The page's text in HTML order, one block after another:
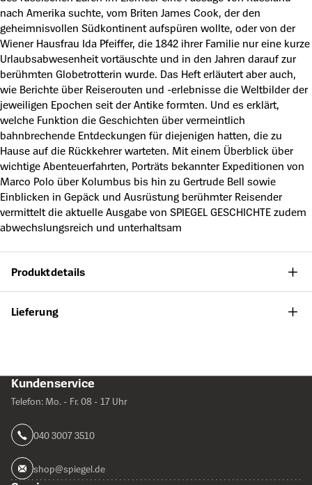
nach Amerika suchte, vom Briten James Cook, der den
geheimnisvollen Südkontinent aufspüren wollte, oder von der
Wiener Hausfrau Ida Pfeiffer, die 1842 ihrer Familie nur eine kurze
Urlaubsabwesenheit vortäuschte und in den Jahren darauf zur
berühmten Globetrotterin wurde. Das Heft erläutert aber auch,
wie Berichte über Reiserouten und -erlebnisse die Weltbilder der
jeweiligen Epochen seit der Antike formten. Und es erklärt,
welche Funktion die Geschichten über vermeintlich
bahnbrechende Entdeckungen für diejenigen hatten, die zu
Hause auf die Rückkehrer warteten. Mit einem Überblick über
wichtige Abenteuerfahrten, Porträts bekannter Expeditionen von
Marco Polo über Kolumbus bis hin zu Gertrude Bell sowie
Einblicken in Gepäck und Ausrüstung berühmter Reisender
vermittelt die aktuelle Ausgabe von SPIEGEL GESCHICHTE zudem
abwechslungsreich und unterhaltsam
Produktdetails
Lieferung
Kundenservice
Telefon: Mo. - Fr. 08 - 17 Uhr
040 3007 3510
shop@spiegel.de